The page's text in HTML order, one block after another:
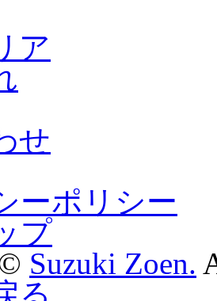
ア
せ
ーポリシー
プ
Suzuki Zoen.